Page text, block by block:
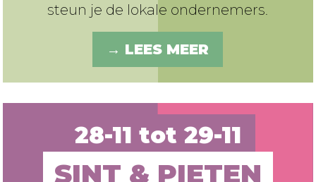
steun je de lokale ondernemers.
→ LEES MEER
28-11 tot 29-11
SINT & PIETEN